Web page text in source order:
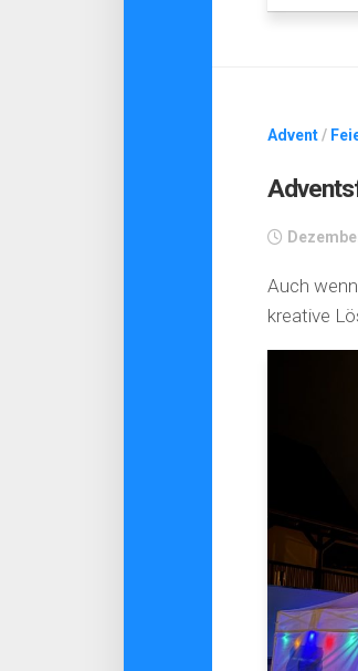
Advent/
Auch
kreative